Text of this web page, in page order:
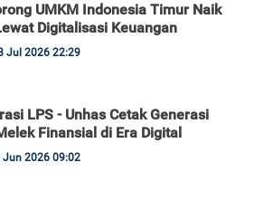
UMKM Indonesia Timur Naik
Digitalisasi Keuangan
Jul 2026 22:29
LPS - Unhas Cetak Generasi
Finansial di Era Digital
Jun 2026 09:02